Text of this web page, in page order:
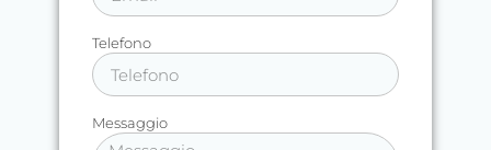
Telefono
Messaggio